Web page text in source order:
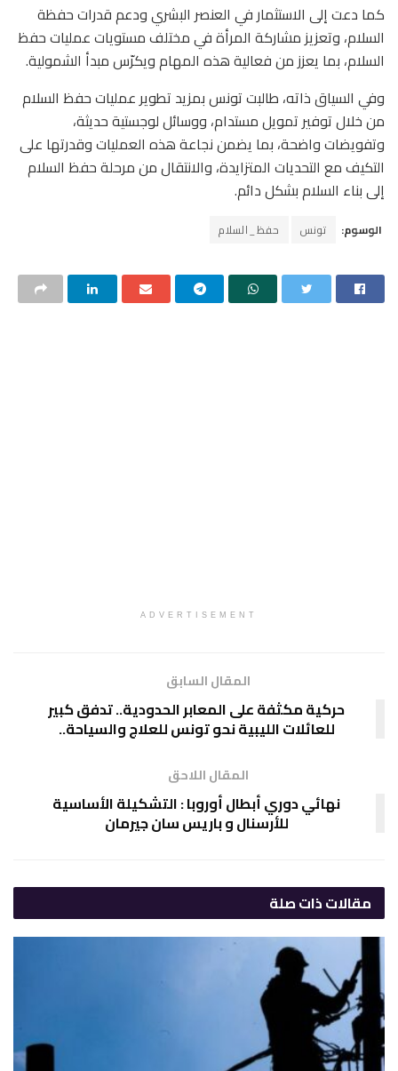
كما دعت إلى الاستثمار في العنصر البشري ودعم قدرات حفظة
السلام، وتعزيز مشاركة المرأة في مختلف مستويات عمليات حفظ
السلام، بما يعزز من فعالية هذه المهام ويكرّس مبدأ الشمولية.
وفي السياق ذاته، طالبت تونس بمزيد تطوير عمليات حفظ السلام
من خلال توفير تمويل مستدام، ووسائل لوجستية حديثة،
وتفويضات واضحة، بما يضمن نجاعة هذه العمليات وقدرتها على
التكيف مع التحديات المتزايدة، والانتقال من مرحلة حفظ السلام
إلى بناء السلام بشكل دائم.
الوسوم: تونس حفظ_السلام
ADVERTISEMENT
المقال السابق
حركية مكثفة على المعابر الحدودية.. تدفق كبير
للعائلات الليبية نحو تونس للعلاج والسياحة..
المقال اللاحق
نهائي دوري أبطال أوروبا : التشكيلة الأساسية
للأرسنال و باريس سان جيرمان
مقالاتذات صلة